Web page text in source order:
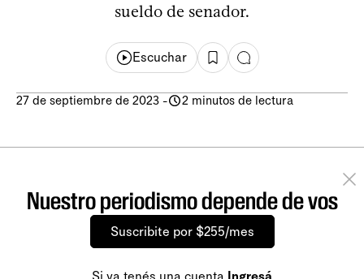
sueldo de senador.
Escuchar
27 de septiembre de 2023 - 2 minutos de lectura
Nuestro periodismo depende de vos
Suscribite por $255/mes
Si ya tenés una cuenta Ingresá